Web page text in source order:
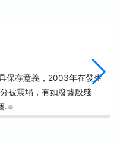
保存意義，2003年在發生
被震塌，有如廢墟般殘
…